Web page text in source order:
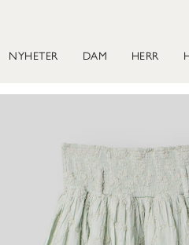
NYHETER DAM HERR